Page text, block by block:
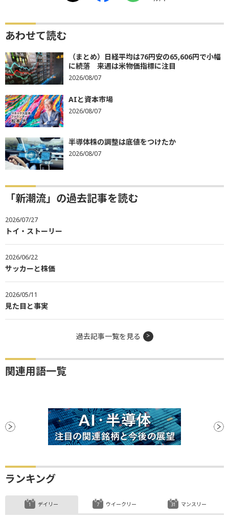
あわせて読む
（まとめ）日経平均は76円安の65,606円で小幅
に続落 来週は米物価指標に注目
2026/08/07
AIと資本市場
2026/08/07
半導体株の調整は底値をつけたか
2026/08/07
「新潮流」の過去記事を読む
2026/07/27
トイ・ストーリー
2026/06/22
サッカーと株価
2026/05/11
見た目と事実
過去記事一覧を見る
関連用語一覧
ランキング
デイリー ウイークリー マンスリー